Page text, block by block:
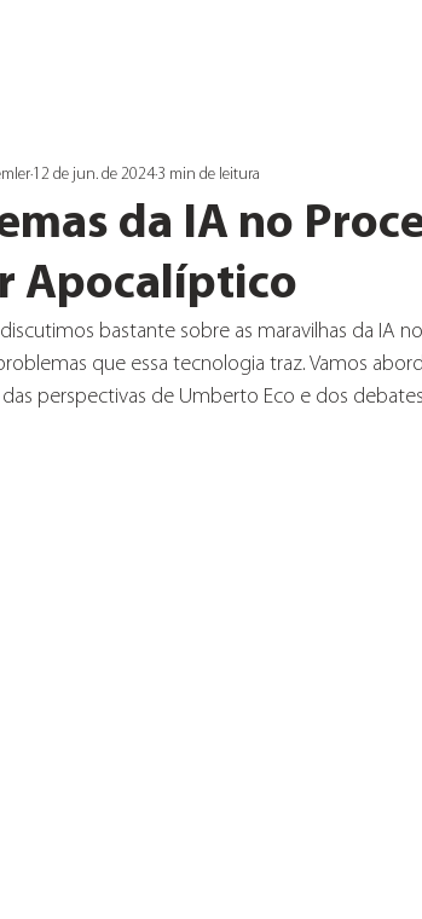
da IA no
Apocalíptico
12 de jun. de 20243 min de leitura
bastante sobre as maravilhas da IA
que essa tecnologia traz. Vamos
perspectivas de Umberto Eco e dos